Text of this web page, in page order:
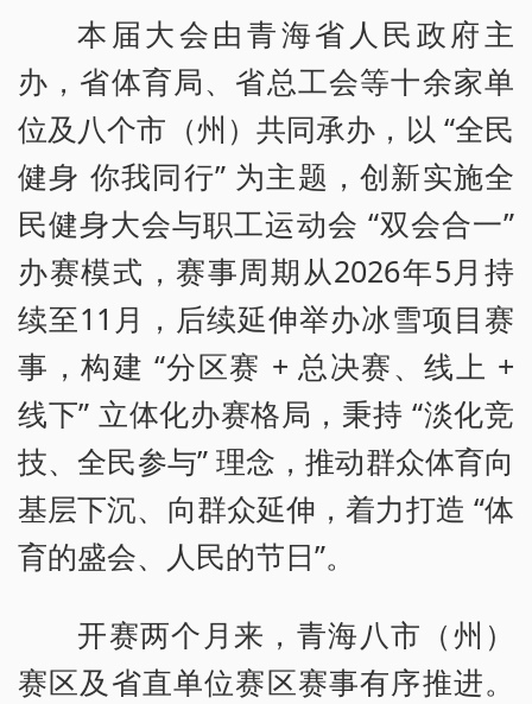
本届大会由青海省人民政府主
办，省体育局、省总工会等十余家单
位及八个市（州）共同承办，以 “全民
健身 你我同行” 为主题，创新实施全
民健身大会与职工运动会 “双会合一”
办赛模式，赛事周期从2026年5月持
续至11月，后续延伸举办冰雪项目赛
事，构建 “分区赛 + 总决赛、线上 +
线下” 立体化办赛格局，秉持 “淡化竞
技、全民参与” 理念，推动群众体育向
基层下沉、向群众延伸，着力打造 “体
育的盛会、人民的节日”。
开赛两个月来，青海八市（州）
赛区及省直单位赛区赛事有序推进。